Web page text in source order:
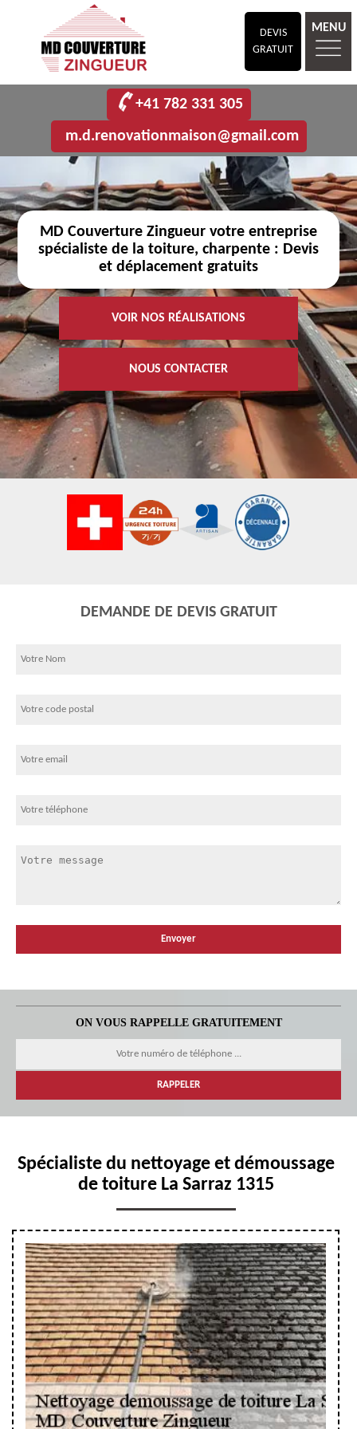
DEVIS
GRATUIT
MENU
+41 782 331 305
m.d.renovationmaison@gmail.com
MD Couverture Zingueur votre entreprise
spécialiste de la toiture, charpente : Devis
et déplacement gratuits
VOIR NOS RÉALISATIONS
NOUS CONTACTER
DEMANDE DE DEVIS GRATUIT
ON VOUS RAPPELLE GRATUITEMENT
Spécialiste du nettoyage et démoussage
de toiture La Sarraz 1315